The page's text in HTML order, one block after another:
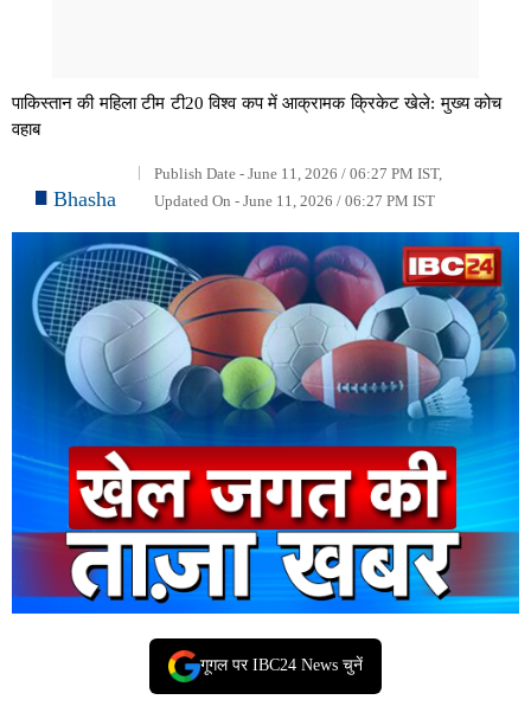
पाकिस्तान की महिला टीम टी20 विश्व कप में आक्रामक क्रिकेट खेले: मुख्य कोच
वहाब
Bhasha
Publish Date - June 11, 2026 / 06:27 PM IST,
Updated On - June 11, 2026 / 06:27 PM IST
गूगल पर IBC24 News चुनें